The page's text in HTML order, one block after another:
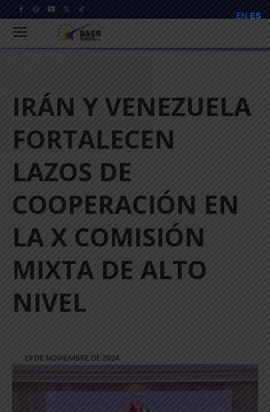
IRÁN Y VENEZUELA
FORTALECEN
LAZOS DE
COOPERACIÓN EN
LA X COMISIÓN
MIXTA DE ALTO
NIVEL
19 DE NOVIEMBRE DE 2024
EN ES